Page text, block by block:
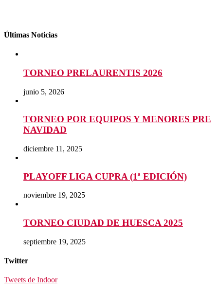
Últimas Noticias
TORNEO PRELAURENTIS 2026
junio 5, 2026
TORNEO POR EQUIPOS Y MENORES PRE
NAVIDAD
diciembre 11, 2025
PLAYOFF LIGA CUPRA (1ª EDICIÓN)
noviembre 19, 2025
TORNEO CIUDAD DE HUESCA 2025
septiembre 19, 2025
Twitter
Tweets de Indoor